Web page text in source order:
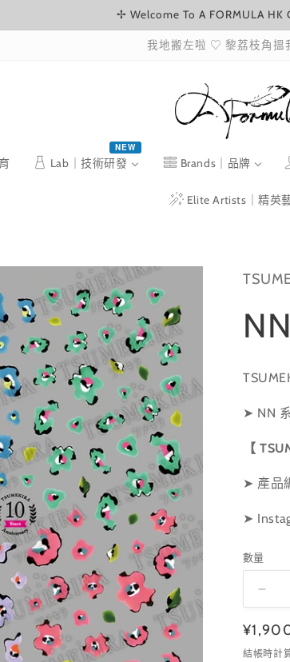
✢ Welcome To A FORMULA
我地搬左啦 ♡ 黎荔枝角搵
Lab｜技術研發
NEW
Brands｜品牌
Elite Artists｜精英
➤ NN
【
➤ 產品
➤
數量
101
數
定
價
結帳時計